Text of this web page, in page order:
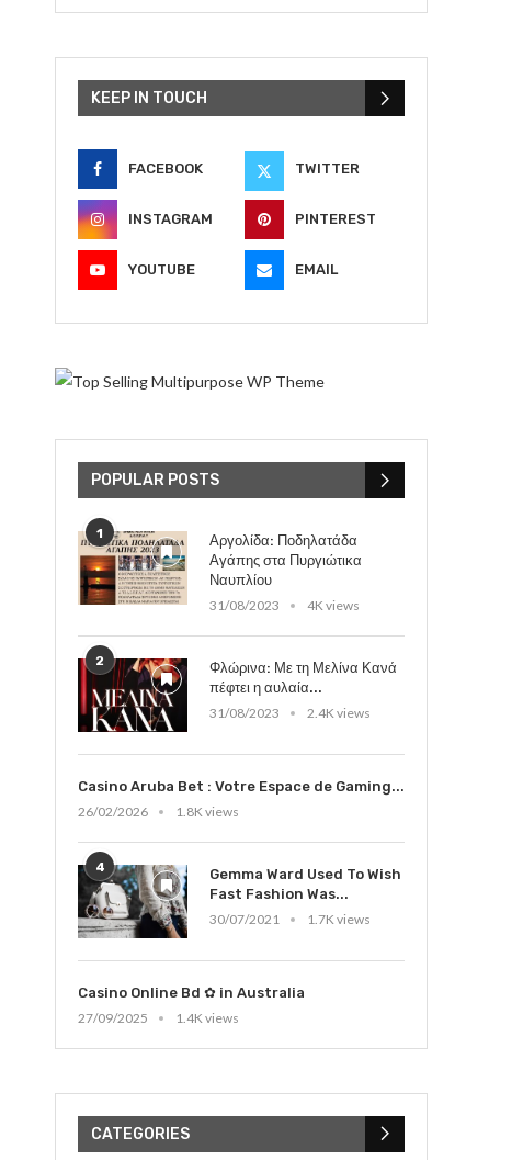
KEEP IN TOUCH
FACEBOOK TWITTER
INSTAGRAM PINTEREST
YOUTUBE EMAIL
POPULAR POSTS
1
Αργολίδα: Ποδηλατάδα
Αγάπης στα Πυργιώτικα
Ναυπλίου
31/08/2023
4K views
2
Φλώρινα: Με τη Μελίνα Κανά
πέφτει η αυλαία...
31/08/2023
2.4K views
Casino Aruba Bet : Votre Espace de Gaming...
26/02/2026
1.8K views
4
Gemma Ward Used To Wish
Fast Fashion Was...
30/07/2021
1.7K views
Casino Online Bd ✿ in Australia
27/09/2025
1.4K views
CATEGORIES